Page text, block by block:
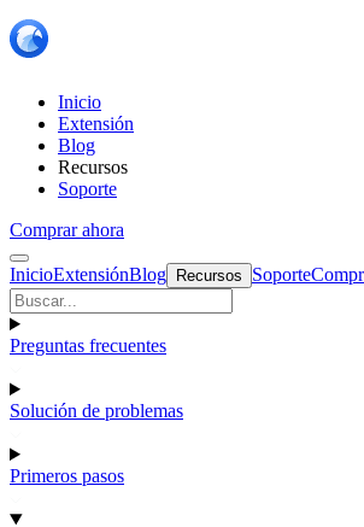
Inicio
Extensión
Blog
Recursos
Soporte
Comprar ahora
InicioExtensiónBlog Recursos Soporte
Preguntas frecuentes
Solución de problemas
Primeros pasos